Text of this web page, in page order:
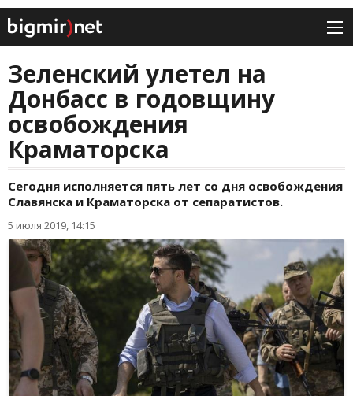
Зеленский улетел на
Донбасс в годовщину
освобождения
Краматорска
Сегодня исполняется пять лет со дня освобождения
Славянска и Краматорска от сепаратистов.
5 июля 2019, 14:15